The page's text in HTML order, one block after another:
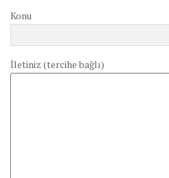
Konu
İletiniz (tercihe bağlı)